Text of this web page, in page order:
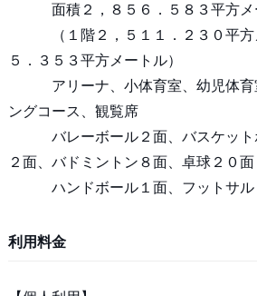
面積２，８５６．５８３平方メ
（１階２，５１１．２３０平方
５．３５３平方メートル）
アリーナ、小体育室、幼児体育
ングコース、観覧席
バレーボール２面、バスケット
２面、バドミントン８面、卓球２０面
ハンドボール１面、フットサル
利用料金